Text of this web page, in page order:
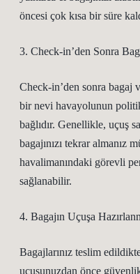
öncesi çok kısa bir süre
3. Check-in’den Sonra
Check-in’den sonra bagaj
bir nevi havayolunun
bağlıdır. Genellikle, uçuş
bagajınızı tekrar almanız
havalimanındaki görevli
sağlanabilir.
4. Bagajın Uçuşa
Bagajlarınız teslim
uçuşunuzdan önce